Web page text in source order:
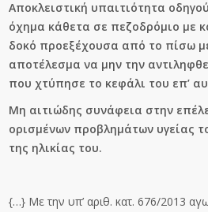
Αποκλειστική υπαιτιότητα
όχημα κάθετα σε πεζοδρόμιο με
δοκό προεξέχουσα από το πίσω
αποτέλεσμα να μην την
που χτύπησε το κεφάλι του επ’
Μη αιτιώδης συνάφεια στην
ορισμένων προβλημάτων υγείας
της ηλικίας του.
{…} Με την υπ’ αριθ. κατ. 676/2013